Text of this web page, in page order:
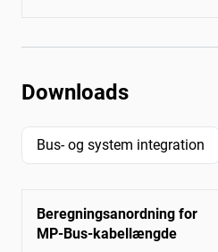
Downloads
Bus- og system integration
Beregningsanordning for
MP-Bus-kabellængde